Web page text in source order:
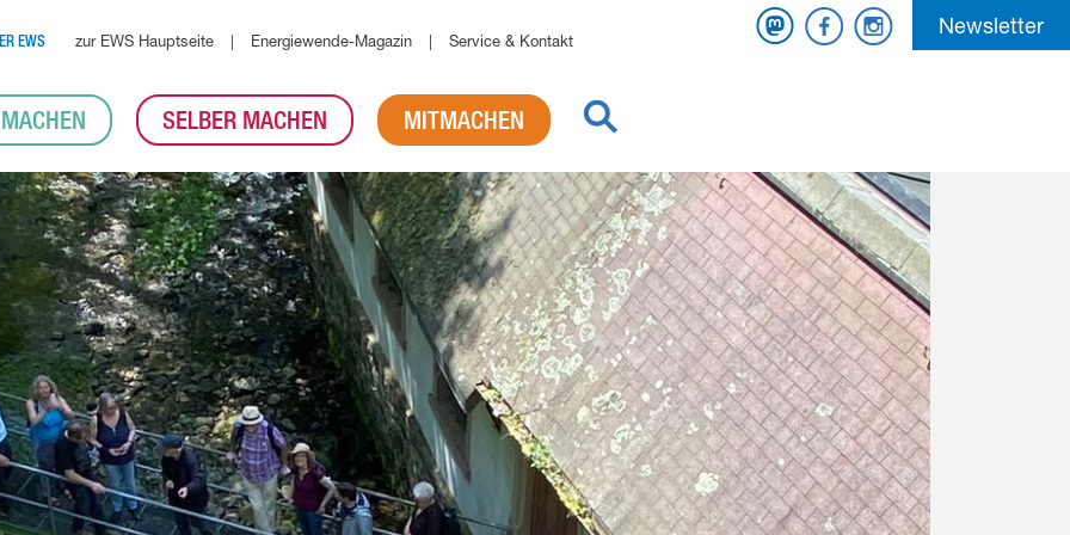
EWS zur EWS Hauptseite Energiewende-Magazin Service & Kontakt
MastodonFacebookInstagramNewsletter
SELBER MACHEN MITMACHEN Suche